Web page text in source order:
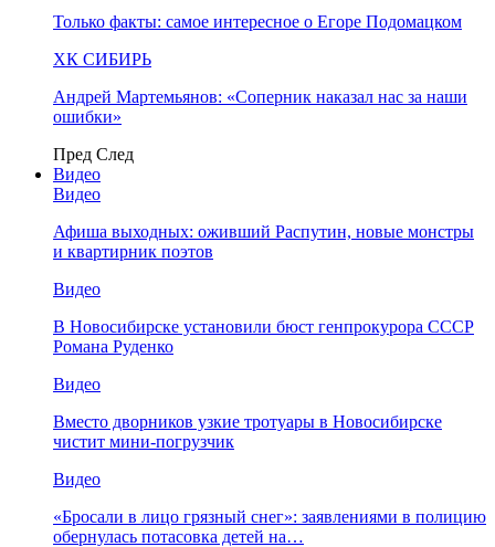
Только факты: самое интересное о Егоре Подомацком
ХК СИБИРЬ
Андрей Мартемьянов: «Соперник наказал нас за наши
ошибки»
Пред След
Видео
Видео
Афиша выходных: оживший Распутин, новые монстры
и квартирник поэтов
Видео
В Новосибирске установили бюст генпрокурора СССР
Романа Руденко
Видео
Вместо дворников узкие тротуары в Новосибирске
чистит мини-погрузчик
Видео
«Бросали в лицо грязный снег»: заявлениями в полицию
обернулась потасовка детей на…